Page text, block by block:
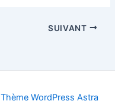
SUIVANT
Thème WordPress Astra